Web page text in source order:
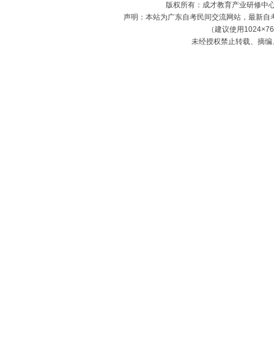
版权所有：成才教育产业研修中
声明：本站为广东自考民间交流网站，最新
（建议使用
未经授权禁止转载、摘